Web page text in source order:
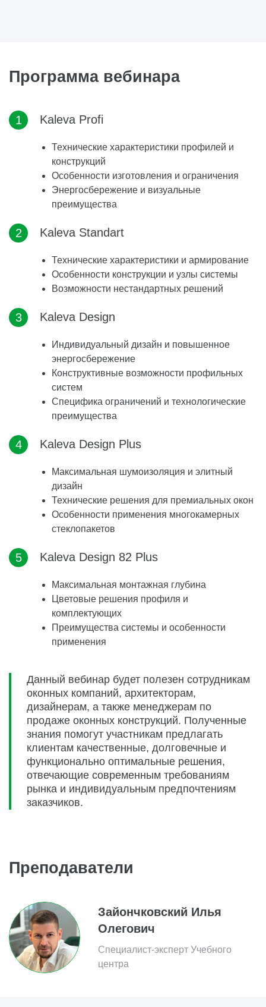
Программа вебинара
Kaleva Profi
Технические характеристики профилей и
конструкций
Особенности изготовления и ограничения
Энергосбережение и визуальные
преимущества
Kaleva Standart
Технические характеристики и армирование
Особенности конструкции и узлы системы
Возможности нестандартных решений
Kaleva Design
Индивидуальный дизайн и повышенное
энергосбережение
Конструктивные возможности профильных
систем
Специфика ограничений и технологические
преимущества
Kaleva Design Plus
Максимальная шумоизоляция и элитный
дизайн
Технические решения для премиальных окон
Особенности применения многокамерных
стеклопакетов
Kaleva Design 82 Plus
Максимальная монтажная глубина
Цветовые решения профиля и
комплектующих
Преимущества системы и особенности
применения
Данный вебинар будет полезен сотрудникам
оконных компаний, архитекторам,
дизайнерам, а также менеджерам по
продаже оконных конструкций. Полученные
знания помогут участникам предлагать
клиентам качественные, долговечные и
функционально оптимальные решения,
отвечающие современным требованиям
рынка и индивидуальным предпочтениям
заказчиков.
Преподаватели
Зайончковский Илья
Олегович
Специалист-эксперт Учебного
центра